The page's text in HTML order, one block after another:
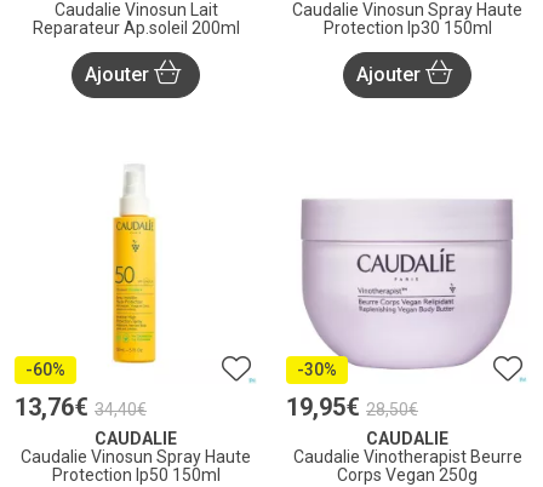
Caudalie Vinosun Lait
Reparateur Ap.soleil 200ml
Ajouter
Caudalie Vinosun Spray Haute
Protection Ip30 150ml
Ajouter
-60%
13,76€ 34,40€
CAUDALIE
Caudalie Vinosun Spray Haute
Protection Ip50 150ml
-30%
19,95€ 28,50€
CAUDALIE
Caudalie Vinotherapist Beurre
Corps Vegan 250g